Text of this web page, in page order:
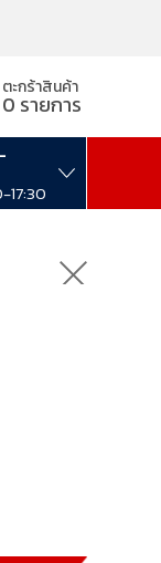
ตะกร้าสินค้า
0 รายการ